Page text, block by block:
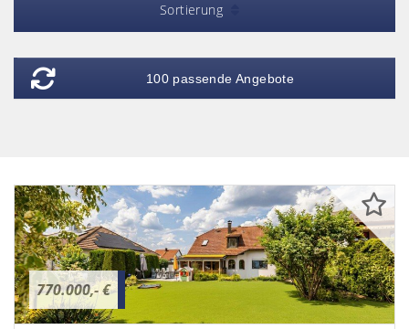
Sortierung
100 passende Angebote
770.000,- €